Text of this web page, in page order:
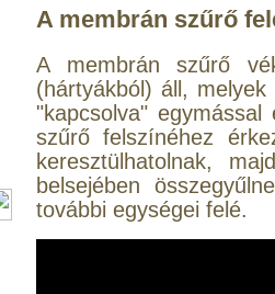
A membrán szűrő
A membrán szűrő
(hártyákból) áll,
"kapcsolva"
szűrő felszínéhez
keresztülhatolnak,
belsejében
további egységei felé.